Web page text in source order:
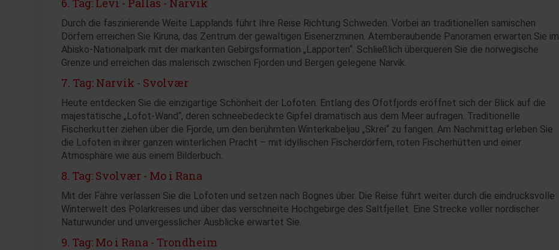
6. Tag: Levi - Pallas - Narvik
Durch die faszinierende Weite Lapplands führt Ihre Reise Richtung Schweden. Vorbei an traditionellen samischen
Dörfern erreichen Sie Kiruna, das Zentrum der gewaltigen Eisenerzminen. Atemberaubende Panoramen erwarten Sie im
Abisko-Nationalpark mit der markanten Gebirgsformation „Lapporten“. Schließlich überqueren Sie die norwegische
Grenze und erreichen das malerisch zwischen Fjorden und Bergen gelegene Narvik.
7. Tag: Narvik - Svolvær
Heute entdecken Sie die einzigartige Schönheit der Lofoten. Entlang des Ofotfjords eröffnet sich der Blick auf die
majestätische „Lofot-Wand“, deren schneebedeckte Gipfel dramatisch aus dem Meer aufragen. Traditionelle
Fischerkutter ziehen über die Fjorde, um den berühmten Winterkabeljau „Skrei“ zu fangen. Am Nachmittag erleben Sie
die Lofoten in ihrer ganzen winterlichen Pracht – mit idyllischen Fischerdörfern, roten Fischerhütten und einer
Atmosphäre wie aus einem Bilderbuch.
8. Tag: Svolvær - Mo i Rana
Mit der Fähre verlassen Sie die Lofoten und setzen nach Bognes über. Die Reise führt weiter durch die eindrucksvolle
Winterwelt des Polarkreises und über das verschneite Hochgebirge des Saltfjellet. Eine Strecke voller nordischer
Naturwunder und unvergesslicher Ausblicke erwartet Sie.
9. Tag: Mo i Rana - Trondheim